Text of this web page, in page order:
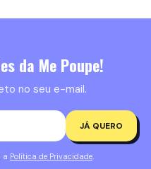
da Me Poupe!
no seu e-mail.
JÁ QUERO
a Política de Privacidade.